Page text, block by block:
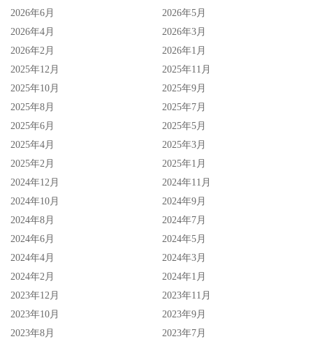
2026年6月
2026年5月
2026年4月
2026年3月
2026年2月
2026年1月
2025年12月
2025年11月
2025年10月
2025年9月
2025年8月
2025年7月
2025年6月
2025年5月
2025年4月
2025年3月
2025年2月
2025年1月
2024年12月
2024年11月
2024年10月
2024年9月
2024年8月
2024年7月
2024年6月
2024年5月
2024年4月
2024年3月
2024年2月
2024年1月
2023年12月
2023年11月
2023年10月
2023年9月
2023年8月
2023年7月